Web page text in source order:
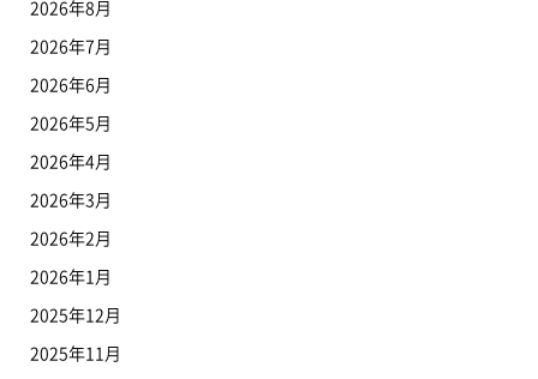
2026年8月
2026年7月
2026年6月
2026年5月
2026年4月
2026年3月
2026年2月
2026年1月
2025年12月
2025年11月